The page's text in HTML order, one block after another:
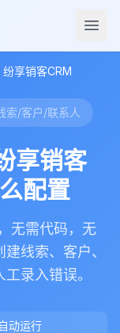
纷享销客CRM
索/客户/联系人
享销客
配置
无需代码，无
线索、客户、
录入错误。
动运行